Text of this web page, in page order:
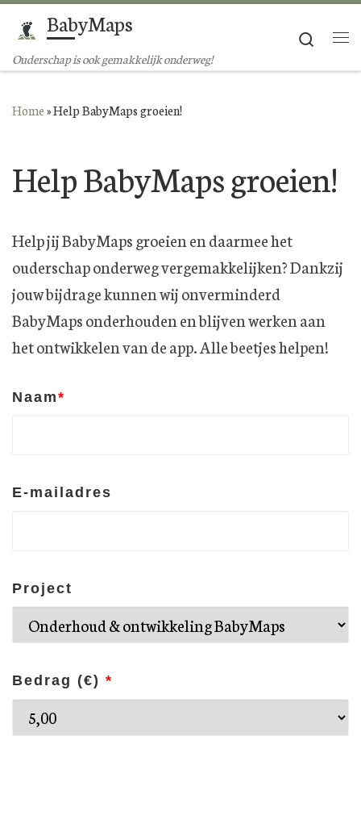
Ga naar inhoud
BabyMaps
Ouderschap is ook gemakkelijk onderweg!
Search
Home»Help BabyMaps groeien!
Help BabyMaps groeien!
Help jij BabyMaps groeien en daarmee het
ouderschap onderweg vergemakkelijken? Dankzij
jouw bijdrage kunnen wij onverminderd
BabyMaps onderhouden en blijven werken aan
het ontwikkelen van de app. Alle beetjes helpen!
Naam*
E-mailadres
Project
Bedrag (€) *